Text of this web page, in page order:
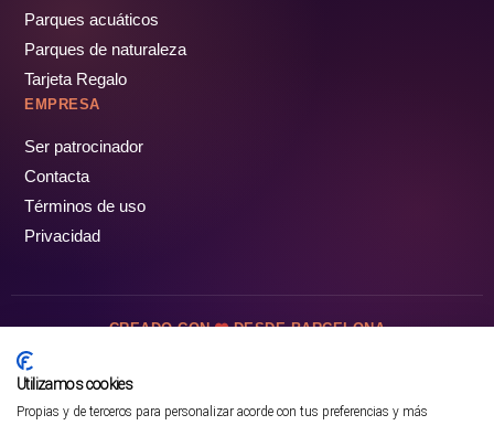
Mejor opción en SATOORDAY
Parques acuáticos
Parques de naturaleza
Tarjeta Regalo
EMPRESA
Ser patrocinador
Contacta
Términos de uso
Privacidad
CREADO CON DESDE BARCELONA
Utilizamos cookies
Propias y de terceros para personalizar acorde con tus preferencias y más